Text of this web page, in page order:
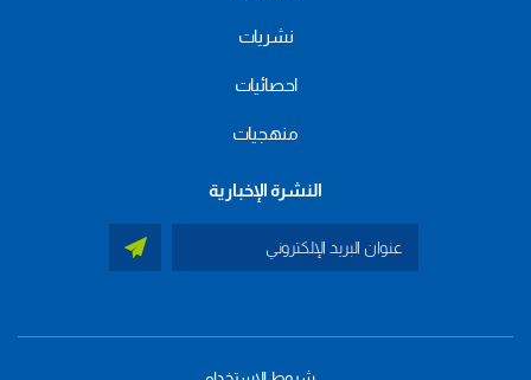
نشريات
احصائيات
منهجيات
النشرة الإخبارية